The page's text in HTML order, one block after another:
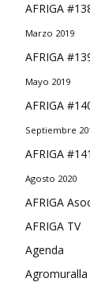
AFRIGA
Marzo 2019
AFRIGA
Mayo 2019
AFRIGA
Septiembre
AFRIGA #141
Agosto 2020
AFRIGA
AFRIGA TV
Agenda